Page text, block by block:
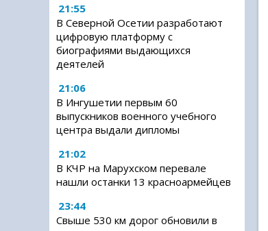
21:55
В Северной Осетии разработают
цифровую платформу с
биографиями выдающихся
деятелей
21:06
В Ингушетии первым 60
выпускников военного учебного
центра выдали дипломы
21:02
В КЧР на Марухском перевале
нашли останки 13 красноармейцев
23:44
Свыше 530 км дорог обновили в